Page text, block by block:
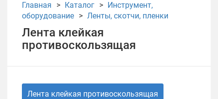
Главная Каталог
Инструмент,
оборудование
Ленты, скотчи, пленки
Лента клейкая
противоскользящая
Лента клейкая противоскользящая